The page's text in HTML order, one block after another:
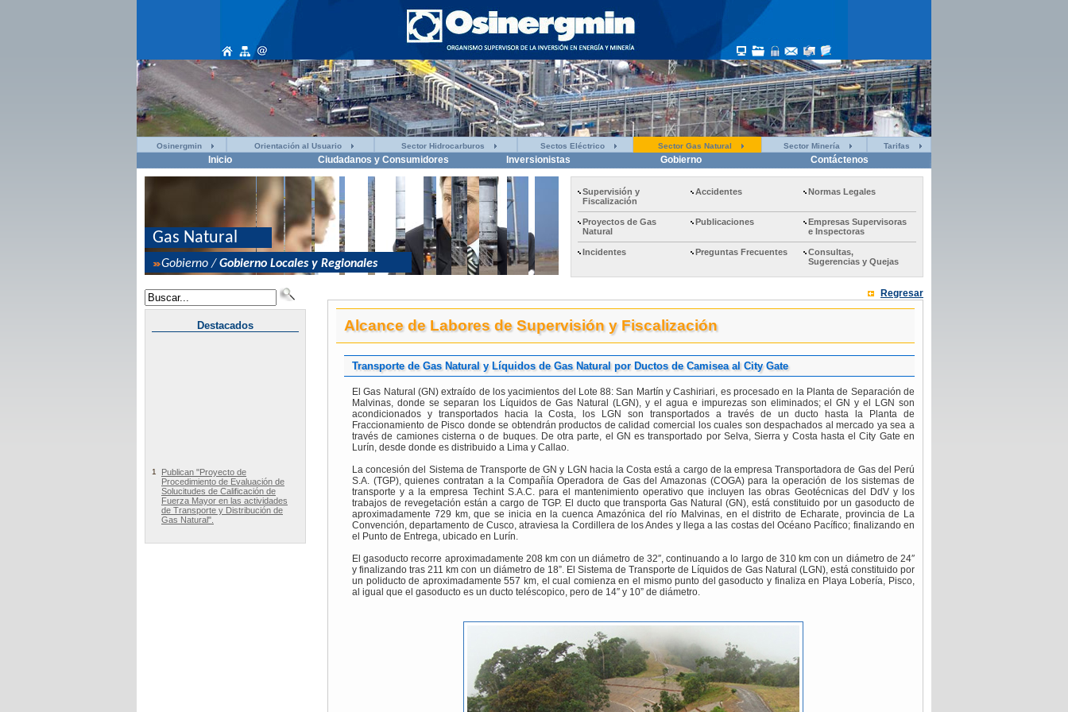
Osinergmin Orientación al Usuario Sector Hidrocarburos Sectos Eléctrico Sector Gas Natural Sector Minería Tarifas
Inicio Ciudadanos y Consumidores Inversionistas Gobierno Contáctenos
Supervisión y
Fiscalización
Accidentes Normas Legales
Proyectos de Gas
Natural
Publicaciones
Empresas Supervisoras
e Inspectoras
Incidentes Preguntas Frecuentes
Consultas,
Sugerencias y Quejas